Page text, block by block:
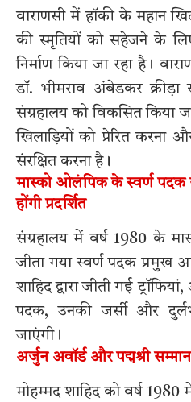
वाराणसी में हॉकी के महान
की स्मृतियों को सहेजने के
निर्माण किया जा रहा है।
डॉ. भीमराव अंबेडकर
संग्रहालय को विकसित किया
खिलाड़ियों को प्रेरित
संरक्षित करना है।
मास्को ओलंपिक के स्वर्ण पदक
होंगी प्रदर्शित
संग्रहालय में वर्ष 1980 के
जीता गया स्वर्ण पदक प्रमुख
शाहिद द्वारा जीती गई
पदक, उनकी जर्सी और
जाएंगी।
अर्जुन अवॉर्ड और पद्मश्री
मोहम्मद शाहिद को वर्ष